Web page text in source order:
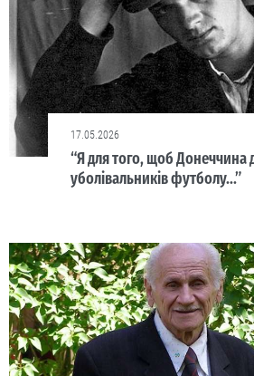
17.05.2026
“Я для того, щоб Донеччина
уболівальників футболу...”